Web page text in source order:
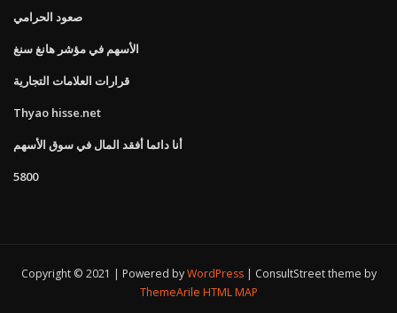
صعود الحرامي
الأسهم في مؤشر هانغ سنغ
قرارات العلامات التجارية
Thyao hisse.net
أنا دائما أفقد المال في سوق الأسهم
5800
Copyright © 2021 | Powered byWordPress
ConsultStreet theme by
ThemeArile HTML MAP